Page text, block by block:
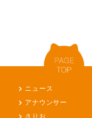
ニュース
アナウンサー
さりお